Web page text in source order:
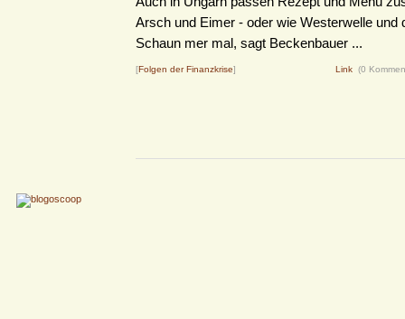
Arsch und Eimer - oder wie Westerwelle und
Schaun mer mal, sagt Beckenbauer ...
[Folgen der Finanzkrise] Link (0